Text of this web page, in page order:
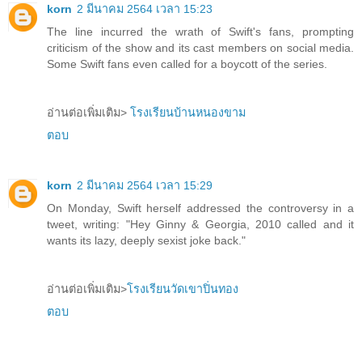
korn 2 มีนาคม 2564 เวลา 15:23
The line incurred the wrath of Swift's fans, prompting
criticism of the show and its cast members on social media.
Some Swift fans even called for a boycott of the series.
อ่านต่อเพิ่มเติม> โรงเรียนบ้านหนองขาม
ตอบ
korn 2 มีนาคม 2564 เวลา 15:29
On Monday, Swift herself addressed the controversy in a
tweet, writing: "Hey Ginny & Georgia, 2010 called and it
wants its lazy, deeply sexist joke back."
อ่านต่อเพิ่มเติม>โรงเรียนวัดเขาปิ่นทอง
ตอบ